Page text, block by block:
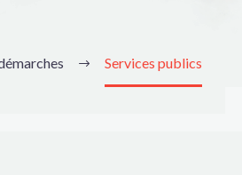
Services publics